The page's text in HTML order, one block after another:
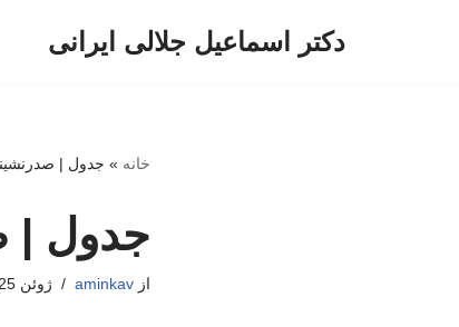
دکتر اسماعیل جلالی ایرانی
خانه » جدول |
جدول |
ازaminkav ژوئن 25, 2026